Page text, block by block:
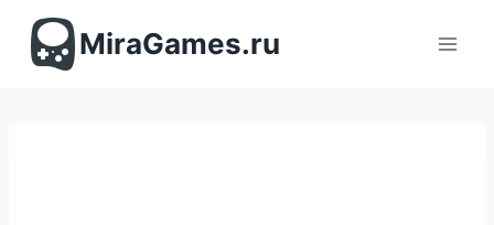
содержимомуMiraGames.ru